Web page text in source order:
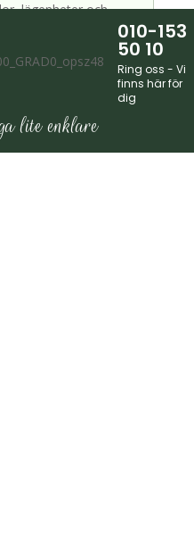
lägenheter och
anpassat efter
010-153
50 10
Ring oss - Vi
finns här för
dig
lite enklare